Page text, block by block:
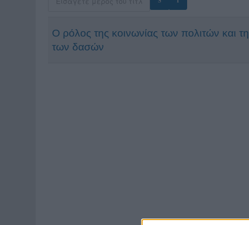
Ο ρόλος της κοινωνίας των πολιτών και
των δασών